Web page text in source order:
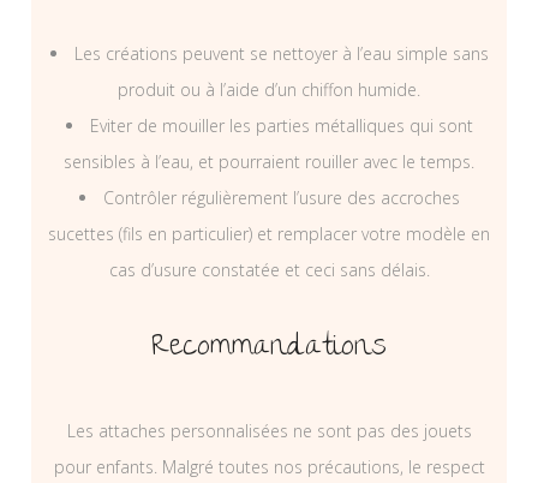
Les créations peuvent se nettoyer à l’eau simple sans
produit ou à l’aide d’un chiffon humide.
Eviter de mouiller les parties métalliques qui sont
sensibles à l’eau, et pourraient rouiller avec le temps.
Contrôler régulièrement l’usure des accroches
sucettes (fils en particulier) et remplacer votre modèle en
cas d’usure constatée et ceci sans délais.
Recommandations
Les attaches personnalisées ne sont pas des jouets
pour enfants. Malgré toutes nos précautions, le respect